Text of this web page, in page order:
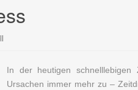
In der heutigen schnelllebigen
Ursachen immer mehr zu –